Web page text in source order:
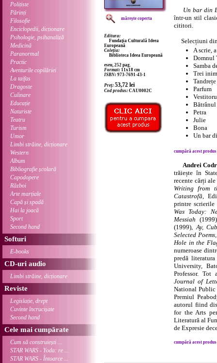
Polițiste
Părinți
Filosofie
Enciclopedii, dicționare
Psihologie, psihanaliză
Medicină
Paranormal
Practic
Aventurile copilăriei
La taifas
Dragoste
Culinare
Educație
Naturiste
Teatru
Turism
Umor
Limbi străine, dicționare
Western
Album
Bibliografie școlară
Capodopere
Război
Arte marțiale
Capă și spadă
Hai la joacă
Sport
Second hand
Softuri
E-books
CD-uri audio
Limbi străine, dicționare
Reviste
Legislație, drept
Cuvinte încrucișate
Second hand
Cele mai cumpărate
Cum să construiești ...
STAR WARS - Yoda: re ...
STAR WARS - Întoarce ...
mărește coperta
Editura:
Fundația Culturală Ideea
Europeană
Coleția:
Biblioteca Ideea Europeană
eseu, 252 pag.
Format: 11x18 cm
ISBN: 973-7691-43-1
Preț: 53,72 lei
Cod produs: CAU0002C
Un bar din
într-un stil
cititori.
Selecțiuni
A scrie,
Domnul
Samba
Trei
Tandrețe
Parfum
Petra
Julie
Bona
Un bar
cumpără acest produs
Andrei
trăiește în
recente cărți
Writing from
Catastrofă,
printre
Was Today:
Messiah
(1999),Ay,
Selected
Hole in the
numeroase
predă
University,
Professor.
Journal of
National
Premiul
autorul fiind
for the Arts
Literatură al
de Expresie
cumpără acest produs